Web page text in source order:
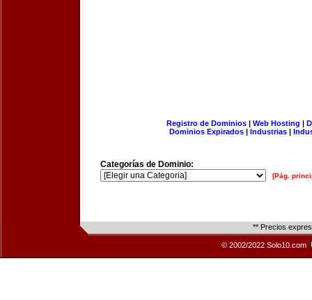
Registro de Dominios| Web Hosting |
Dominios Expirados | Industrias |
Categorías de Dominio:
[Pág.
** Precios
© 2002/2022 Solo10.com